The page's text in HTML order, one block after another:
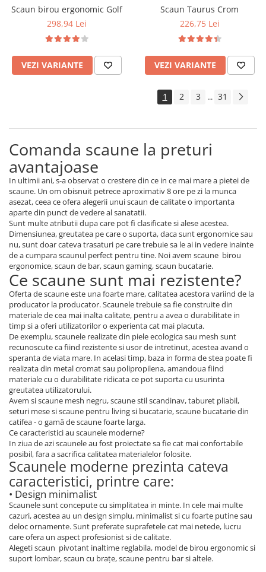
Scaun birou ergonomic Golf
298,94 Lei
VEZI VARIANTE
Scaun Taurus Crom
226,75 Lei
VEZI VARIANTE
1 2 3 ... 31
Comanda scaune la preturi
avantajoase
In ultimii ani, s-a observat o crestere din ce in ce mai mare a pietei de
scaune. Un om obisnuit petrece aproximativ 8 ore pe zi la munca
asezat, ceea ce ofera alegerii unui scaun de calitate o importanta
aparte din punct de vedere al sanatatii.
Sunt multe atributii dupa care pot fi clasificate si alese acestea.
Dimensiunea, greutatea pe care o suporta, daca sunt ergonomice sau
nu, sunt doar cateva trasaturi pe care trebuie sa le ai in vedere inainte
de a cumpara scaunul perfect pentru tine. Noi avem scaune birou
ergonomice, scaun de bar, scaun gaming, scaun bucatarie.
Ce scaune sunt mai rezistente?
Oferta de scaune este una foarte mare, calitatea acestora variind de la
producator la producator. Scaunele trebuie sa fie construite din
materiale de cea mai inalta calitate, pentru a avea o durabilitate in
timp si a oferi utilizatorilor o experienta cat mai placuta.
De exemplu, scaunele realizate din piele ecologica sau mesh sunt
recunoscute ca fiind rezistente si usor de intretinut, acestea avand o
speranta de viata mare. In acelasi timp, baza in forma de stea poate fi
realizata din metal cromat sau polipropilena, amandoua fiind
materiale cu o durabilitate ridicata ce pot suporta cu usurinta
greutatea utilizatorului.
Avem si scaune mesh negru, scaune stil scandinav, taburet pliabil,
seturi mese si scaune pentru living si bucatarie, scaune bucatarie din
catifea - o gamă de scaune foarte larga.
Ce caracteristici au scaunele moderne?
In ziua de azi scaunele au fost proiectate sa fie cat mai confortabile
posibil, fara a sacrifica calitatea materialelor folosite.
Scaunele moderne prezinta cateva
caracteristici, printre care:
• Design minimalist
Scaunele sunt concepute cu simplitatea in minte. In cele mai multe
cazuri, acestea au un design simplu, minimalist si cu foarte putine sau
deloc ornamente. Sunt preferate suprafetele cat mai netede, lucru
care ofera un aspect profesionist si de calitate.
Alegeti scaun pivotant inaltime reglabila, model de birou ergonomic si
suport lombar, scaun cu brațe, scaune pentru bar si altele.